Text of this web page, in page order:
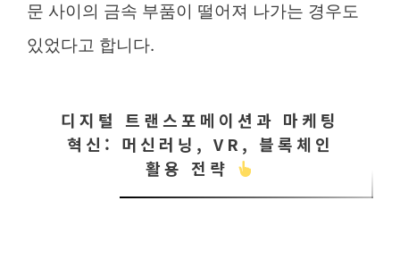
문 사이의 금속 부품이 떨어져 나가는 경우도
있었다고 합니다.
디지털 트랜스포메이션과 마케팅
혁신: 머신러닝, VR, 블록체인
활용 전략